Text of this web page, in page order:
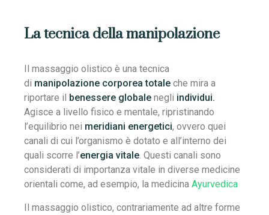
La tecnica della manipolazione
Il massaggio olistico è una tecnica
di manipolazione corporea totale che mira a
riportare il benessere globale negli individui.
Agisce a livello fisico e mentale, ripristinando
l’equilibrio nei meridiani energetici, ovvero quei
canali di cui l’organismo è dotato e all’interno dei
quali scorre l’energia vitale. Questi canali sono
considerati di importanza vitale in diverse medicine
orientali come, ad esempio, la medicina Ayurvedica
Il massaggio olistico, contrariamente ad altre forme